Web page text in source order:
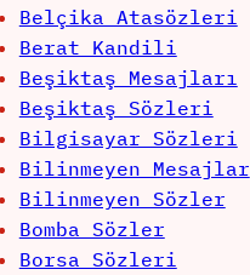
Belçika Atasözleri
Berat Kandili
Beşiktaş Mesajları
Beşiktaş Sözleri
Bilgisayar Sözleri
Bilinmeyen Mesajlar
Bilinmeyen Sözler
Bomba Sözler
Borsa Sözleri